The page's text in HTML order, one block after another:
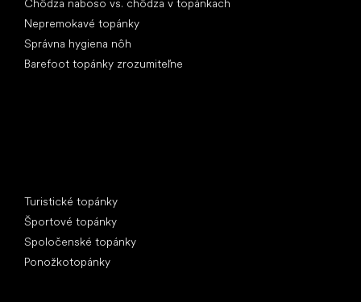
Chôdza naboso vs. chôdza v topánkach
Nepremokavé topánky
Správna hygiena nôh
Barefoot topánky zrozumiteľne
Turistické topánky
Športové topánky
Spoločenské topánky
Ponožkotopánky